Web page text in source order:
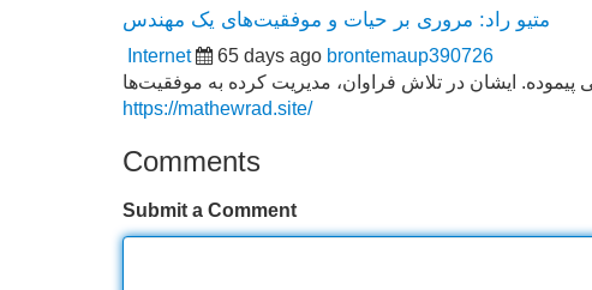
متیو راد: مروری بر حیات و موفقیت‌های یک مهندس
Internet 65 days ago brontemaup390726
ایشان در تلاش فراوان، مدیریت کرده به موفقیت‌ها
https://mathewrad.site/
Comments
Submit a Comment